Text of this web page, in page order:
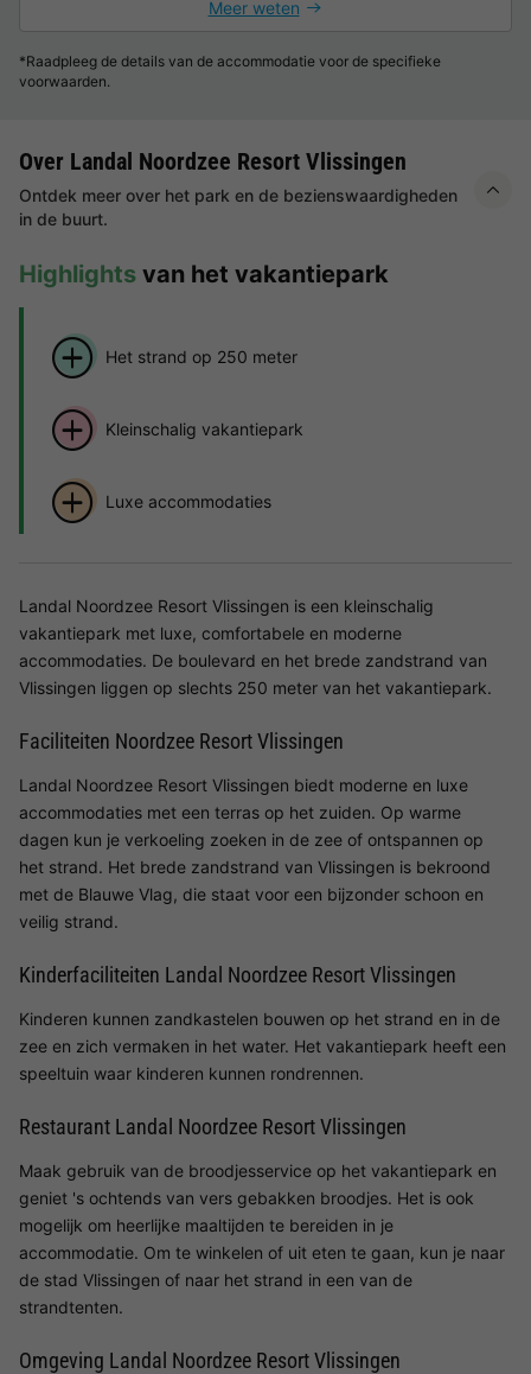
Meer weten
*Raadpleeg de details van de accommodatie voor de specifieke
voorwaarden.
Over Landal Noordzee Resort Vlissingen
Ontdek meer over het park en de bezienswaardigheden
in de buurt.
Highlights van het vakantiepark
Het strand op 250 meter
Kleinschalig vakantiepark
Luxe accommodaties
Landal Noordzee Resort Vlissingen is een kleinschalig
vakantiepark met luxe, comfortabele en moderne
accommodaties. De boulevard en het brede zandstrand van
Vlissingen liggen op slechts 250 meter van het vakantiepark.
Faciliteiten Noordzee Resort Vlissingen
Landal Noordzee Resort Vlissingen biedt moderne en luxe
accommodaties met een terras op het zuiden. Op warme
dagen kun je verkoeling zoeken in de zee of ontspannen op
het strand. Het brede zandstrand van Vlissingen is bekroond
met de Blauwe Vlag, die staat voor een bijzonder schoon en
veilig strand.
Kinderfaciliteiten Landal Noordzee Resort Vlissingen
Kinderen kunnen zandkastelen bouwen op het strand en in de
zee en zich vermaken in het water. Het vakantiepark heeft een
speeltuin waar kinderen kunnen rondrennen.
Restaurant Landal Noordzee Resort Vlissingen
Maak gebruik van de broodjesservice op het vakantiepark en
geniet 's ochtends van vers gebakken broodjes. Het is ook
mogelijk om heerlijke maaltijden te bereiden in je
accommodatie. Om te winkelen of uit eten te gaan, kun je naar
de stad Vlissingen of naar het strand in een van de
strandtenten.
Omgeving Landal Noordzee Resort Vlissingen